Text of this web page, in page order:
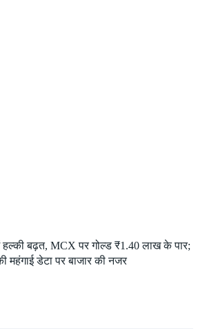
हल्की बढ़त, MCX पर गोल्ड ₹1.40 लाख के पार;
महंगाई डेटा पर बाजार की नजर